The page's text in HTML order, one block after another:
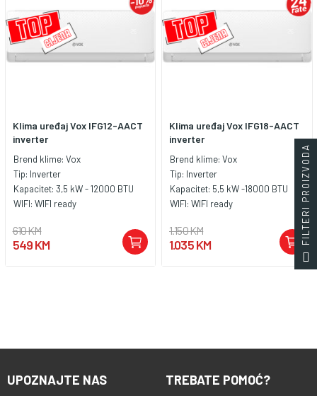
Klima uređaj Vox IFG12-AACT
inverter
Brend klime: Vox
Tip: Inverter
Kapacitet: 3,5 kW - 12000 BTU
WIFI: WIFI ready
610 KM
549 KM
Klima uređaj Vox IFG18-AACT
inverter
Brend klime: Vox
Tip: Inverter
Kapacitet: 5,5 kW -18000 BTU
WIFI: WIFI ready
1.150 KM
1.035 KM
UPOZNAJTE NAS TREBATE POMOĆ?
FILTERI PROIZVODA